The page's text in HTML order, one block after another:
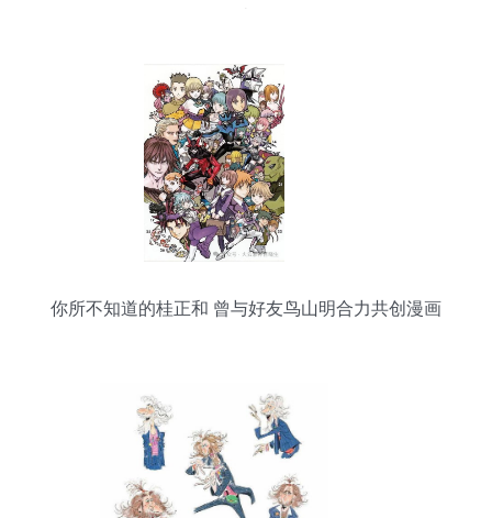
你所不知道的桂正和 曾与好友鸟山明合力共创漫画